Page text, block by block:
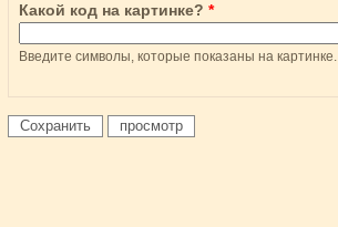
Какой код на картинке? *
Введите символы, которые показаны на картинке.